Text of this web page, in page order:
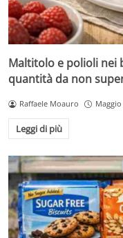
Maltitolo e polioli nei
quantità da non
Raffaele Moauro Maggio
Leggi di più